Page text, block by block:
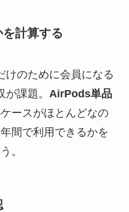
計算する
けのために会員になる
課題。 AirPods単品
ケースがほとんどなの
間で利用できるかを
。